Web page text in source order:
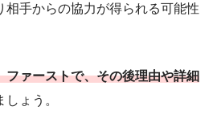
相手からの協力が得られる可能性
ファーストで、その後理由や詳細
しょう。